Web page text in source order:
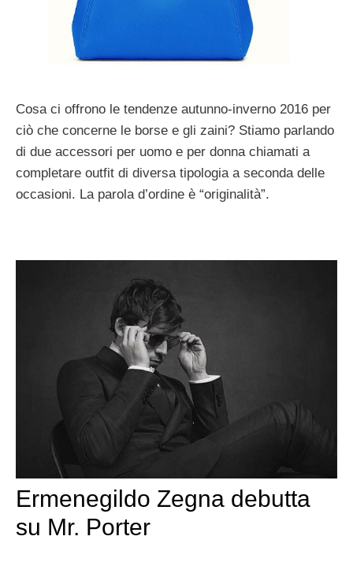
Cosa ci offrono le tendenze autunno-inverno 2016 per
ciò che concerne le borse e gli zaini? Stiamo parlando
di due accessori per uomo e per donna chiamati a
completare outfit di diversa tipologia a seconda delle
occasioni. La parola d’ordine è “originalità”.
Ermenegildo Zegna debutta
su Mr. Porter